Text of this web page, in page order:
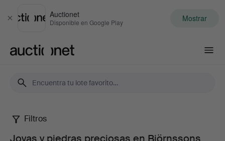
Cerrar
Auctionet
Disponible en Google Play Mostrar
Joyas
Filtros
Joyas y piedras preciosas en Björnssons